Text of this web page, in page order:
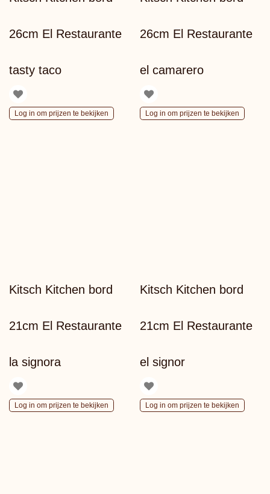
26cm El Restaurante
tasty taco
Log in om prijzen te bekijken
26cm El Restaurante
el camarero
Log in om prijzen te bekijken
Kitsch Kitchen bord
21cm El Restaurante
la signora
Log in om prijzen te bekijken
Kitsch Kitchen bord
21cm El Restaurante
el signor
Log in om prijzen te bekijken